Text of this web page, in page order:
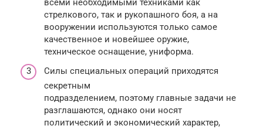
всеми необходимыми техниками как
стрелкового, так и рукопашного боя, а на
вооружении используются только самое
качественное и новейшее оружие,
техническое оснащение, униформа.
Силы специальных операций приходятся
секретным
подразделением, поэтому главные задачи не
разглашаются, однако они носят
политический и экономический характер,